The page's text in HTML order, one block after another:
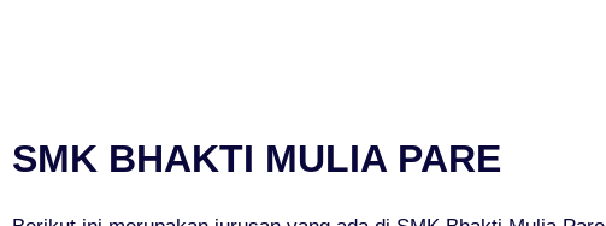
SMK BHAKTI MULIA PARE